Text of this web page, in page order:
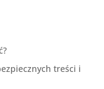
treści i